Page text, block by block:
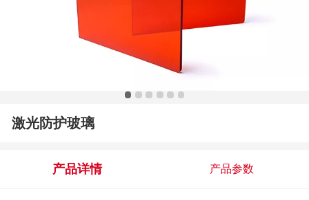
激光防护玻璃
产品详情 产品参数